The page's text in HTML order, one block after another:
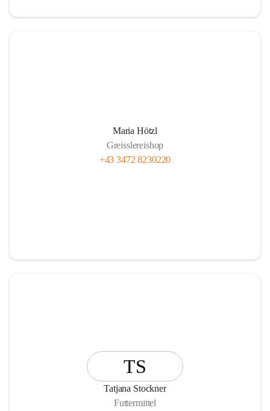
Maria Hötzl
Greisslereishop
+43 3472 8230220
TS
Tatjana Stockner
Futtermittel